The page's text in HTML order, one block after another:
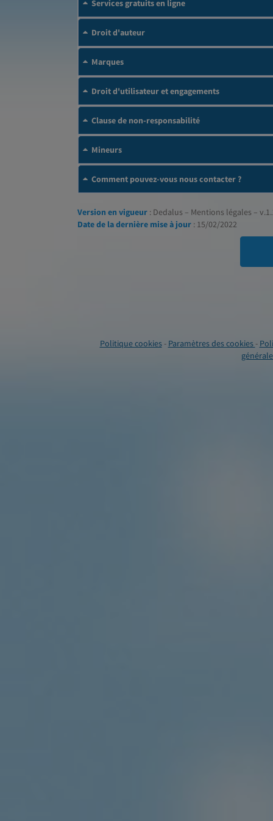
Services gratuits en ligne
Droit d'auteur
Marques
Droit d'utilisateur et engagements
Clause de non-responsabilité
Mineurs
Comment pouvez-vous nous contacter ?
Version en vigueur : Dedalus – Mentions légales –
Date de la dernière mise à jour : 15/02/2022
Politique cookies- Paramètres des cookies-